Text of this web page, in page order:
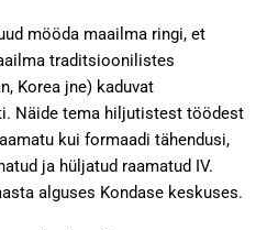
mööda maailma ringi, et
traditsioonilistes
Korea jne) kaduvat
Näide tema hiljutistest töödest
kui formaadi tähendusi,
ja hüljatud raamatud IV.
alguses Kondase keskuses.